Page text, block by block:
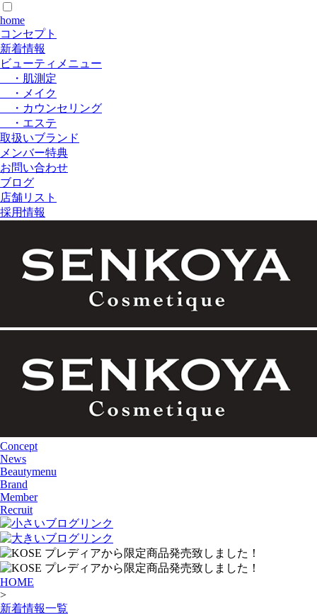
home
コンセプト
新着情報
ビューティメニュー
・肌測定
・メイク
・カウンセリング
・エステ
取扱いブランド
メンバー特典
お問い合わせ
ブログ
店舗リスト
採用情報
Concept
News
Beautymenu
Brand
Member
Recruit
HOME
>
新着情報一覧